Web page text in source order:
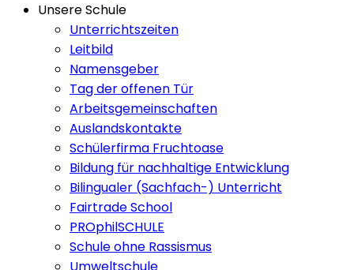
Unsere Schule
Unterrichtszeiten
Leitbild
Namensgeber
Tag der offenen Tür
Arbeitsgemeinschaften
Auslandskontakte
Schülerfirma Fruchtoase
Bildung für nachhaltige Entwicklung
Bilingualer (Sachfach-) Unterricht
Fairtrade School
PROphilSCHULE
Schule ohne Rassismus